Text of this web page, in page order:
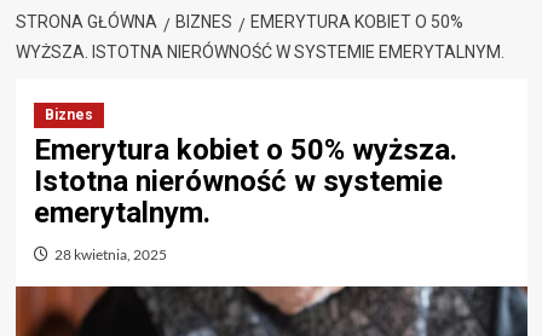
STRONA GŁÓWNA BIZNES
EMERYTURA KOBIET O 50%
WYŻSZA. ISTOTNA NIERÓWNOŚĆ W SYSTEMIE EMERYTALNYM.
Biznes
Emerytura kobiet o 50% wyższa.
Istotna nierówność w systemie
emerytalnym.
28 kwietnia, 2025